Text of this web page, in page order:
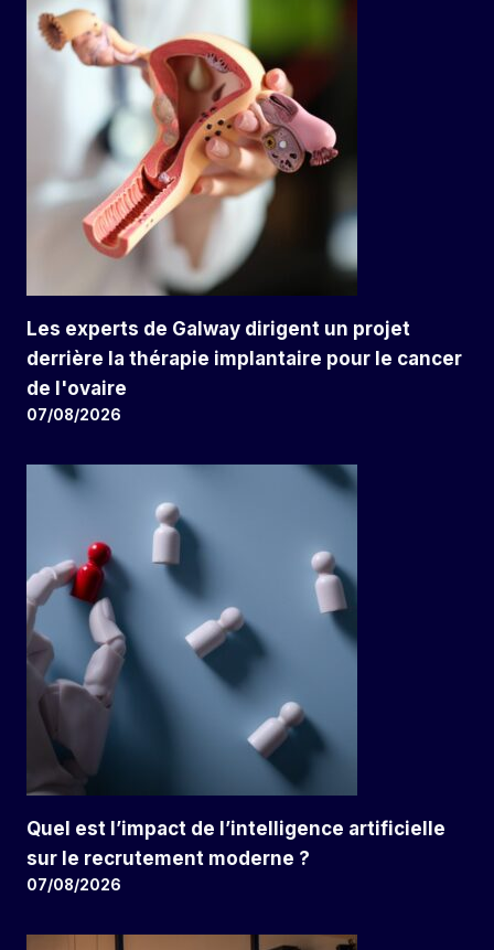
Les experts de Galway dirigent un projet
derrière la thérapie implantaire pour le cancer
de l'ovaire
07/08/2026
Quel est l’impact de l’intelligence artificielle
sur le recrutement moderne ?
07/08/2026